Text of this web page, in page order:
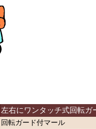
左右にワンタッチ式回転ガ
回転ガード付マール